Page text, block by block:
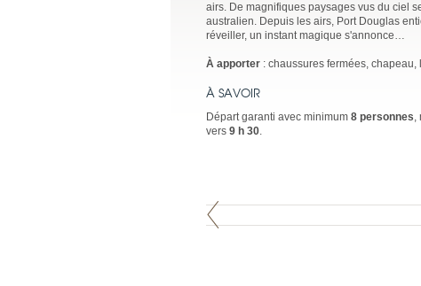
airs. De magnifiques paysages vus du ciel
australien. Depuis les airs, Port Douglas
réveiller, un instant magique s'annonce…
À apporter : chaussures fermées,
À SAVOIR
Départ garanti avec minimum 8 personnes,
vers 9 h 30.